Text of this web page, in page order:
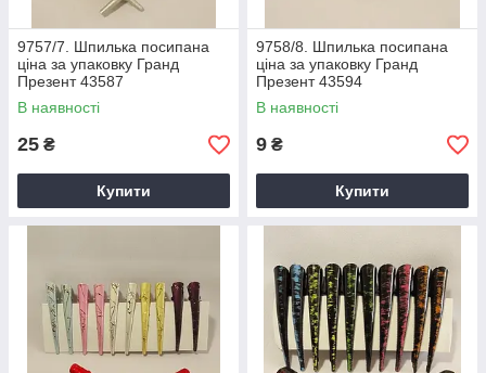
9757/7. Шпилька посипана
ціна за упаковку Гранд
Презент 43587
В наявності
25 ₴
Купити
9758/8. Шпилька посипана
ціна за упаковку Гранд
Презент 43594
В наявності
9 ₴
Купити